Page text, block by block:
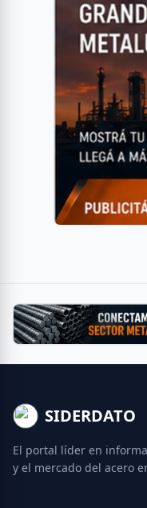
SIDERDATO
El portal líder en
y el mercado del acero